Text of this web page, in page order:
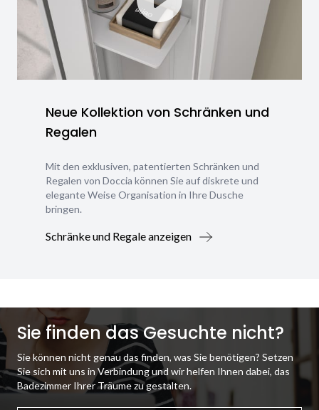
Neue Kollektion von Schränken und
Regalen
Mit den exklusiven, patentierten Schränken und
Regalen von Doccia können Sie auf diskrete und
elegante Weise Organisation in Ihre Dusche
bringen.
Schränke und Regale anzeigen
Sie finden das Gesuchte nicht?
Sie können nicht genau das finden, was Sie benötigen? Setzen
Sie sich mit uns in Verbindung und wir helfen Ihnen dabei, das
Badezimmer Ihrer Träume zu gestalten.